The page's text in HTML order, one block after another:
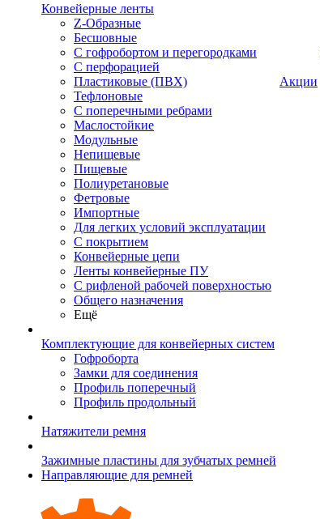
Конвейерные ленты
Z-Образные
Бесшовные
С гофробортом и перегородками
С перфорацией
Пластиковые (ПВХ)
Тефлоновые
С поперечными ребрами
Маслостойкие
Модульные
Непищевые
Пищевые
Полиуретановые
Фетровые
Импортные
Для легких условий эксплуатации
С покрытием
Конвейерные цепи
Ленты конвейерные ПУ
С рифленой рабочей поверхностью
Общего назначения
Ещё
Комплектующие для конвейерных систем
Гофроборта
Замки для соединения
Профиль поперечный
Профиль продольный
Натяжители ремня
Зажимные пластины для зубчатых ремней
Направляющие для ремней
Акции